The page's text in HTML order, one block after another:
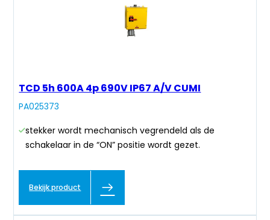
TCD 5h 600A 4p 690V IP67 A/V CUMI
PA025373
stekker wordt mechanisch vegrendeld als de
schakelaar in de “ON” positie wordt gezet.
Bekijk product